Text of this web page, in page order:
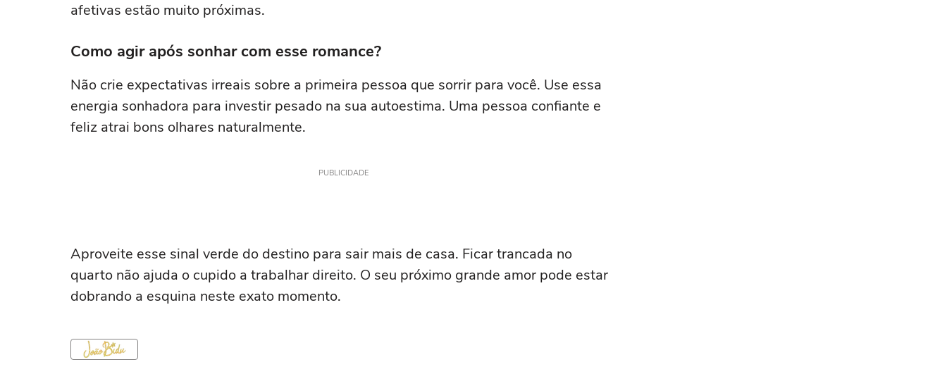
afetivas estão muito próximas.
Como agir após sonhar com esse romance?
Não crie expectativas irreais sobre a primeira pessoa que sorrir para você. Use essa
energia sonhadora para investir pesado na sua autoestima. Uma pessoa confiante e
feliz atrai bons olhares naturalmente.
PUBLICIDADE
Aproveite esse sinal verde do destino para sair mais de casa. Ficar trancada no
quarto não ajuda o cupido a trabalhar direito. O seu próximo grande amor pode estar
dobrando a esquina neste exato momento.